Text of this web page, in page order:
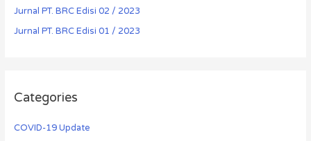
Jurnal PT. BRC Edisi 02 / 2023
Jurnal PT. BRC Edisi 01 / 2023
Categories
COVID-19 Update